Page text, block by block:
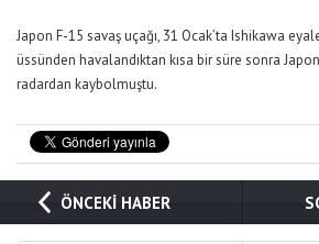
Japon F-15 savaş uçağı, 31 Ocak’ta Ishikawa
üssünden havalandıktan kısa bir süre sonra
radardan kaybolmuştu.
ÖNCEKİ HABER